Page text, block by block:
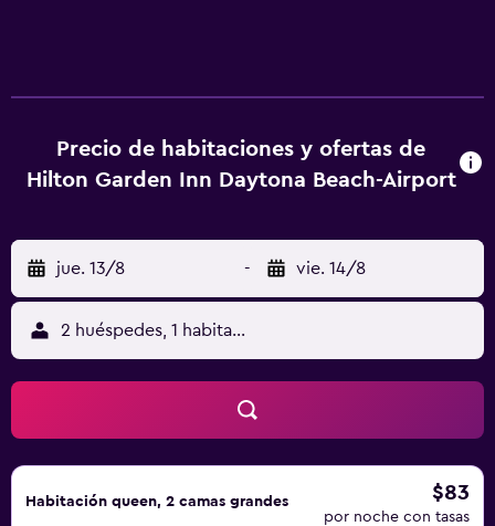
Precio de habitaciones y ofertas de
Hilton Garden Inn Daytona Beach-Airport
jue. 13/8 - vie. 14/8
2 huéspedes, 1 habitación
Habitación queen, 2 camas grandes $83
por noche con tasas